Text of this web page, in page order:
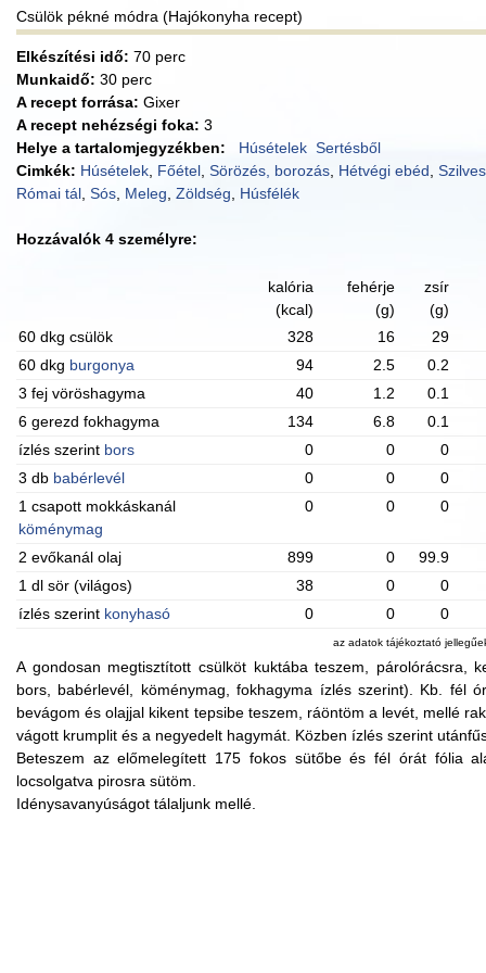
Csülök pékné módra (Hajókonyha recept)
Elkészítési idő: 70 perc
Munkaidő: 30 perc
A recept forrása: Gixer
A recept nehézségi foka: 3
Helye a tartalomjegyzékben:
Húsételek Sertésből
Cimkék: Húsételek Főétel Sörözés, borozás Hétvégi ebéd
Római tál Sós Meleg Zöldség Húsfélék
Hozzávalók 4 személyre:
kalória
(kcal)
fehérje
(g)
zsír
(g)
60 dkg csülök
328 16
29
60 dkg burgonya 94 2.5
0.2
3 fej vöröshagyma
40 1.2
0.1
6 gerezd fokhagyma
134 6.8
0.1
ízlés szerint bors 0 0
0
3 db babérlevél 0 0
0
1 csapott mokkáskanál
köménymag
0 0 0
2 evőkanál olaj 899 0
99.9
1 dl sör (világos)
38 0
0
ízlés szerint konyhasó 0 0 0
az adatok tájékoztató
A gondosan megtisztított csülköt kuktába teszem, párolórácsra,
bors, babérlevél, köménymag, fokhagyma ízlés szerint). Kb. fél
bevágom és olajjal kikent tepsibe teszem, ráöntöm a levét, mellé
vágott krumplit és a negyedelt hagymát. Közben ízlés szerint
Beteszem az előmelegített 175 fokos sütőbe és fél órát fólia
locsolgatva pirosra sütöm.
Idénysavanyúságot tálaljunk mellé.